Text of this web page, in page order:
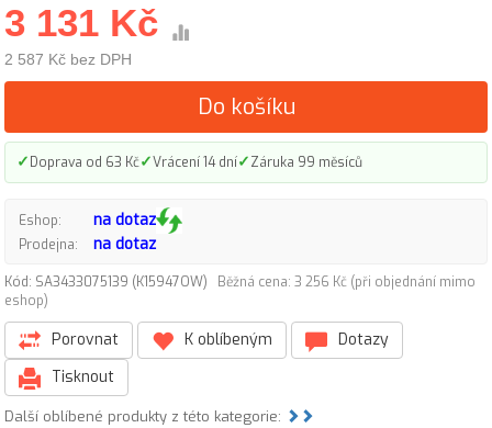
3 131 Kč
2 587 Kč bez DPH
Do košíku
✓Doprava od 63 Kč✓Vrácení 14 dní✓Záruka 99 měsíců
Eshop: na dotaz
Prodejna: na dotaz
Kód: SA3433075139 (K15947OW)
Běžná cena: 3 256 Kč (při objednání mimo
eshop)
Porovnat K oblíbeným
Dotazy
Tisknout
Další oblíbené produkty z této kategorie: